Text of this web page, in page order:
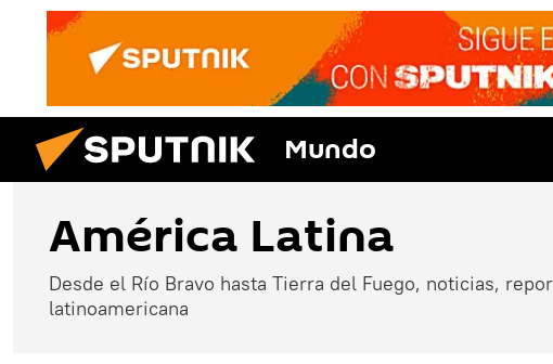
Mundo
América Latina
Desde el Río Bravo hasta Tierra del Fuego, noticias,
latinoamericana